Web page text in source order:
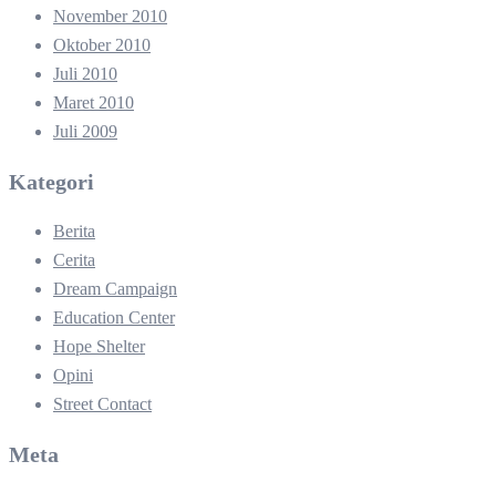
November 2010
Oktober 2010
Juli 2010
Maret 2010
Juli 2009
Kategori
Berita
Cerita
Dream Campaign
Education Center
Hope Shelter
Opini
Street Contact
Meta